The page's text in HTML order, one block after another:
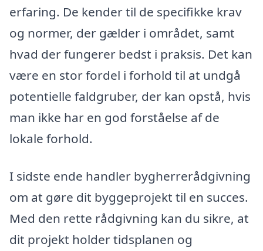
erfaring. De kender til de specifikke krav
og normer, der gælder i området, samt
hvad der fungerer bedst i praksis. Det kan
være en stor fordel i forhold til at undgå
potentielle faldgruber, der kan opstå, hvis
man ikke har en god forståelse af de
lokale forhold.
I sidste ende handler bygherrerådgivning
om at gøre dit byggeprojekt til en succes.
Med den rette rådgivning kan du sikre, at
dit projekt holder tidsplanen og